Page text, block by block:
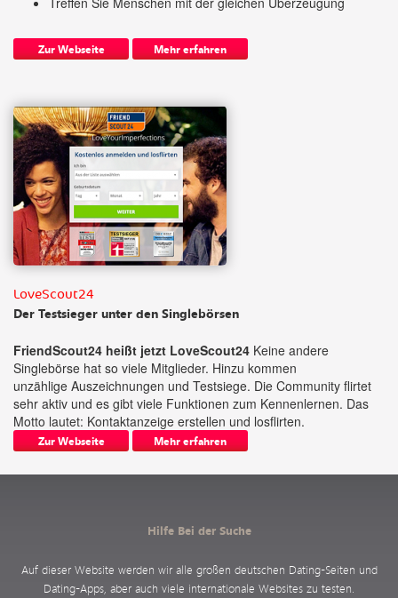
Zur Webseite Mehr erfahren
LoveScout24
Der Testsieger unter den Singlebörsen
FriendScout24 heißt jetzt LoveScout24 Keine andere
Singlebörse hat so viele Mitglieder. Hinzu kommen
unzählige Auszeichnungen und Testsiege. Die Community flirtet
sehr aktiv und es gibt viele Funktionen zum Kennenlernen. Das
Motto lautet: Kontaktanzeige erstellen und losflirten.
Zur Webseite Mehr erfahren
Hilfe Bei der Suche
Auf dieser Website werden wir alle großen deutschen Dating-Seiten und
Dating-Apps, aber auch viele internationale Websites zu testen.